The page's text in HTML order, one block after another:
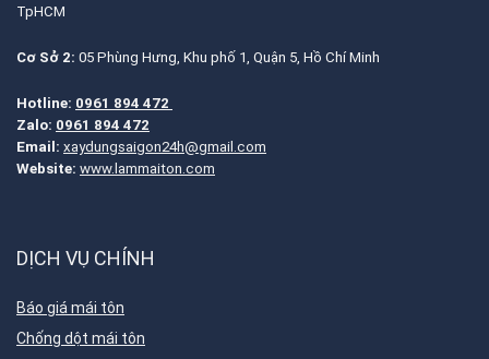
TpHCM
Cơ Sở 2: 05 Phùng Hưng, Khu phố 1, Quận 5, Hồ Chí Minh
Hotline: 0961 894 472
Zalo: 0961 894 472
Email: xaydungsaigon24h@gmail.com
Website: www.lammaiton.com
DỊCH VỤ CHÍNH
Báo giá mái tôn
Chống dột mái tôn